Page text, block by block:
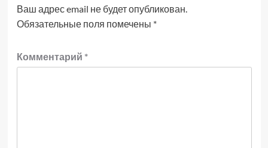
Ваш адрес email не будет опубликован.
Обязательные поля помечены *
Комментарий *